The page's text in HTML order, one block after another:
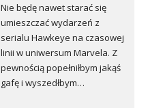
Nie będę nawet starać się
umieszczać wydarzeń z
serialu Hawkeye na czasowej
linii w uniwersum Marvela. Z
pewnością popełniłbym jakąś
gafę i wyszedłbym…